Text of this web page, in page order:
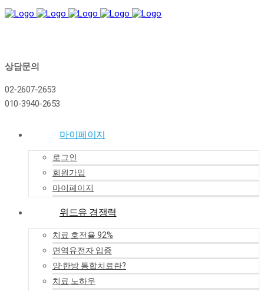
상담문의
02-2607-2653
010-3940-2653
마이페이지
로그인
회원가입
마이페이지
위드유 경쟁력
치료 호전율 92%
면역유전자 입증
양·한방 통합치료란?
치료 노하우